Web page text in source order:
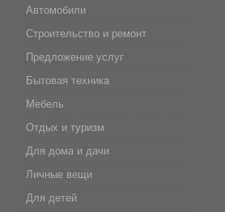
Автомобили
Строительство и ремонт
Предложение услуг
Бытовая техника
Мебель
Отдых и туризм
Для дома и дачи
Личные вещи
Для детей